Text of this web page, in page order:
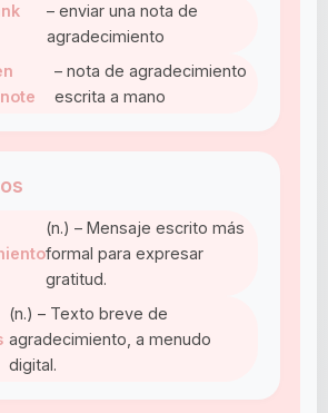
– enviar una nota de
agradecimiento
– nota de agradecimiento
escrita a mano
(n.) – Mensaje escrito más
formal para expresar
gratitud.
(n.) – Texto breve de
agradecimiento, a menudo
digital.